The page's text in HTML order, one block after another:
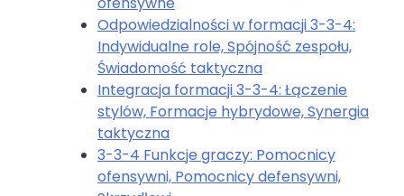
Odpowiedzialności w formacji 3-3-4:
Indywidualne role, Spójność zespołu,
Świadomość taktyczna
Integracja formacji 3-3-4: Łączenie
stylów, Formacje hybrydowe, Synergia
taktyczna
3-3-4 Funkcje graczy: Pomocnicy
ofensywni, Pomocnicy defensywni,